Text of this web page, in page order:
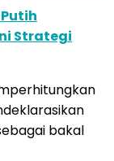
Strategi
bakal